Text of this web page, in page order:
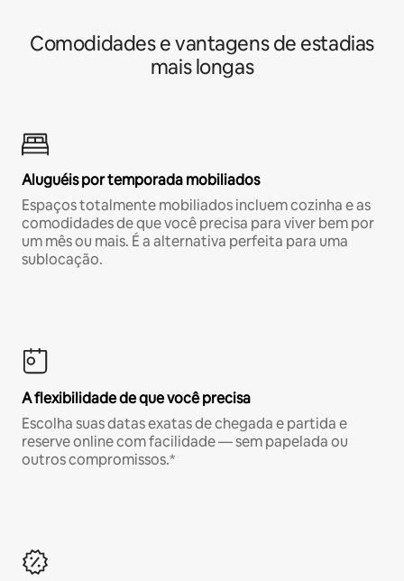
Comodidades e vantagens de estadias
mais longas
Aluguéis por temporada mobiliados
Espaços totalmente mobiliados incluem cozinha e as
comodidades de que você precisa para viver bem por
um mês ou mais. É a alternativa perfeita para uma
sublocação.
A flexibilidade de que você precisa
Escolha suas datas exatas de chegada e partida e
reserve online com facilidade — sem papelada ou
outros compromissos.*